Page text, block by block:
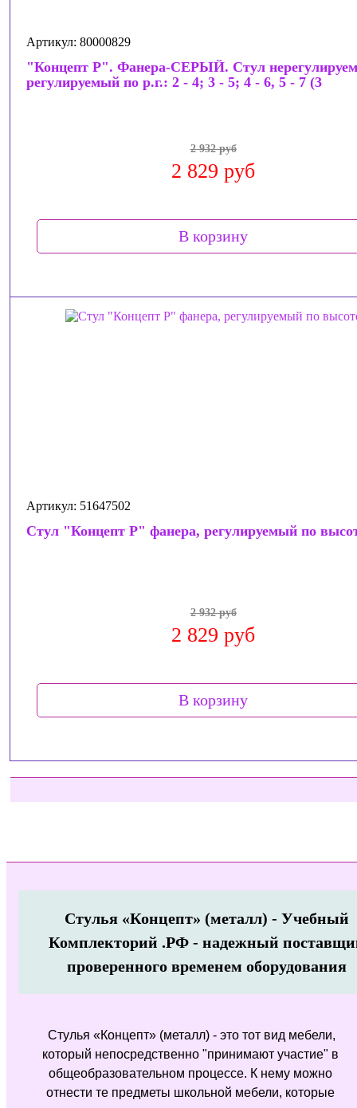
Артикул: 80000829
"Концепт Р". Фанера-СЕРЫЙ. Стул
регулируемый по р.г.: 2 - 4; 3 - 5; 4 - 6, 5 - 7 (3
2 932 руб
2 829 руб
В корзину
Артикул: 51647502
Стул "Концепт Р" фанера, регулируемый по
2 932 руб
2 829 руб
В корзину
Стулья «Концепт» (металл) - Учебный
Комплекторий .РФ - надежный
проверенного временем оборудования
Стулья «Концепт» (металл) - это тот вид мебели,
который непосредственно "принимают участие" в
общеобразовательном процессе. К нему можно
отнести те предметы школьной мебели, которые